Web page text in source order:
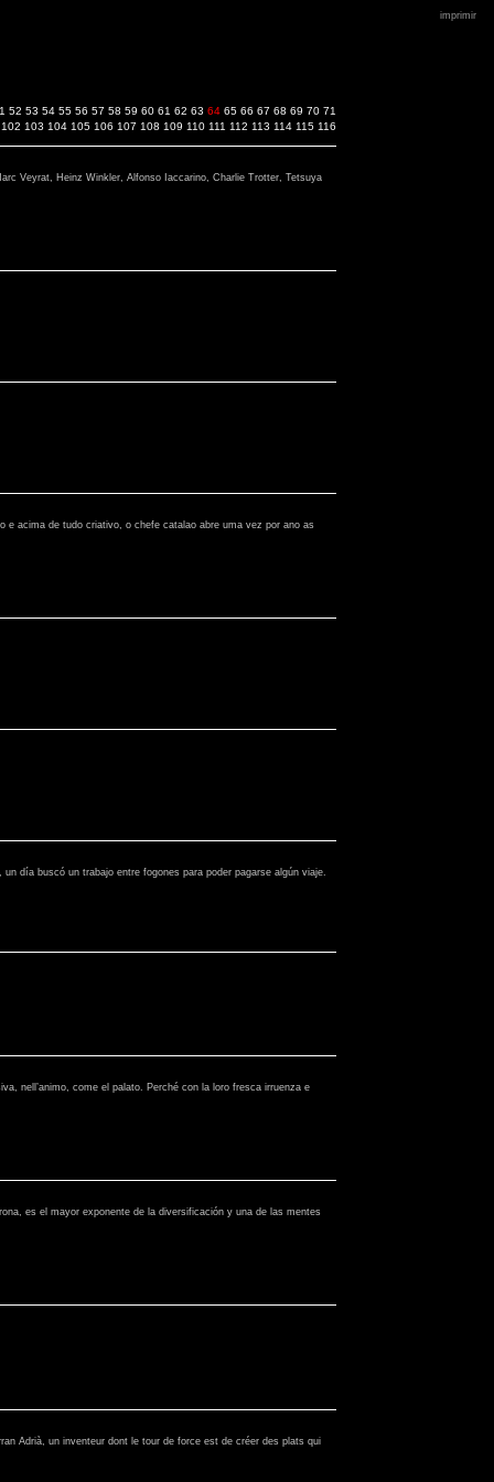
imprimir
52 53 54 55 56 57 58 59 60 61 62 63 64 65 66 67 68 69 70 71
102 103 104 105 106 107 108 109 110 111 112 113 114 115 116
Veyrat, Heinz Winkler, Alfonso Iaccarino, Charlie Trotter, Tetsuya
e acima de tudo criativo, o chefe catalao abre uma vez por ano as
día buscó un trabajo entre fogones para poder pagarse algún viaje.
nell’animo, come el palato. Perché con la loro fresca irruenza e
es el mayor exponente de la diversificación y una de las mentes
Adrià, un inventeur dont le tour de force est de créer des plats qui